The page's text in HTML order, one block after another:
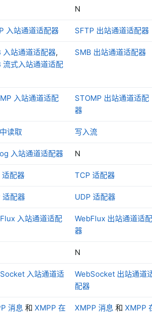
N
入站通道适配器 SFTP 出站通道适配器
入站通道适配器,
流式入站通道适配
SMB 出站通道适配器
入站通道适配
STOMP 出站通道适配
器
读取 写入流
入站通道适配器 N
配器 TCP 适配器
适配器 UDP 适配器
入站通道适配
WebFlux 出站通道适配
器
N
入站通道适
WebSocket 出站通道
配器
消息 和 XMPP 在
XMPP 消息 和 XMPP